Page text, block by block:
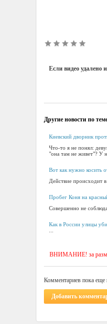
Если видео удалено
Другие новости по
Киевский дворник
Что-то я не понял:
"она там не живет"? У
Вот как нужно косить
Действие происходит в
Пробег Коня на
Совершенно не
Как в России улицы
ВНИМАНИЕ! за
Комментариев пока
Добавить